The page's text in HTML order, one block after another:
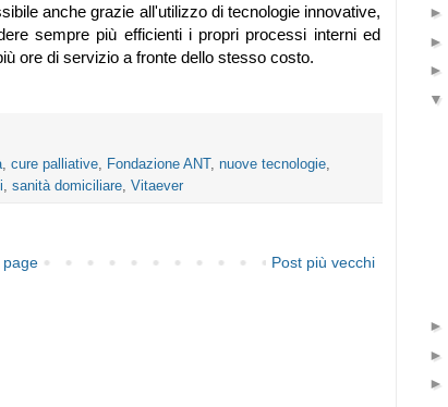
anche grazie all'utilizzo di tecnologie innovative,
sempre più efficienti i propri processi interni ed
ore di servizio a fronte dello stesso costo.
, cure palliative, Fondazione ANT , nuove tecnologie,
, sanità domiciliare, Vitaever
Post più vecchi
page
►
►
►
▼
►
►
►